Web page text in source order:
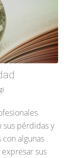
sus pérdidas y
algunas
sus